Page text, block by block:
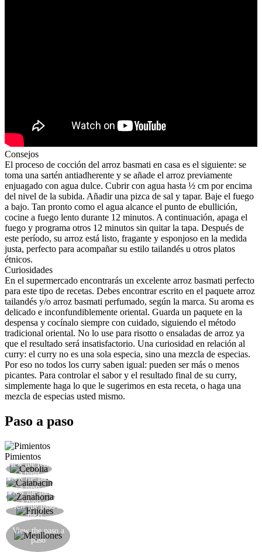
Consejos
El proceso de cocción del arroz basmati en casa es el siguiente: se
toma una sartén antiadherente y se añade el arroz previamente
enjuagado con agua dulce. Cubrir con agua hasta ½ cm por encima
del nivel de la subida. Añadir una pizca de sal y tapar. Baje el fuego
a bajo. Tan pronto como el agua alcance el punto de ebullición,
cocine a fuego lento durante 12 minutos. A continuación, apaga el
fuego y programa otros 12 minutos sin quitar la tapa. Después de
este período, su arroz está listo, fragante y esponjoso en la medida
justa, perfecto para acompañar su estilo tailandés u otros platos
étnicos.
Curiosidades
En el supermercado encontrarás un excelente arroz basmati perfecto
para este tipo de recetas. Debes encontrar escrito en el paquete arroz
tailandés y/o arroz basmati perfumado, según la marca. Su aroma es
delicado e inconfundiblemente oriental. Guarda un paquete en la
despensa y cocínalo siempre con cuidado, siguiendo el método
tradicional oriental. No lo use para risotto o ensaladas de arroz ya
que el resultado será insatisfactorio. Una curiosidad en relación al
curry: el curry no es una sola especia, sino una mezcla de especias.
Por eso no todos los curry saben igual: pueden ser más o menos
picantes. Para controlar el sabor y el resultado final de su curry,
simplemente haga lo que le sugerimos en esta receta, o haga una
mezcla de especias usted mismo.
Paso a paso
Pimientos
View the paso
a paso
View the paso
a paso
View the paso
a paso
View the paso a
paso
View the paso a
paso